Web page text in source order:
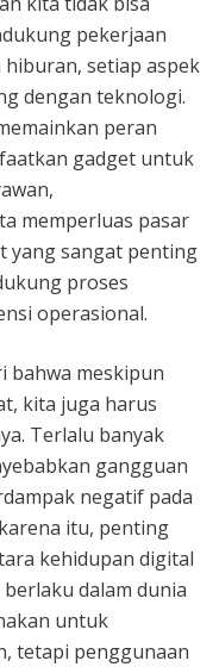
pekerjaan
setiap aspek
dengan teknologi.
peran
gadget untuk
memperluas pasar
yang sangat penting
proses
operasional.
bahwa meskipun
kita juga harus
Terlalu banyak
gangguan
negatif pada
itu, penting
kehidupan digital
dalam dunia
untuk
tetapi penggunaan